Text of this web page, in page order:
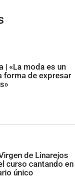
| «La moda es un
forma de expresar
de Linarejos
curso cantando en
único